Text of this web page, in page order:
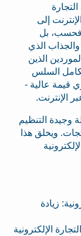
إلى
فحسب، بل
الذي
الذين
السلس
قيمة عالية -
الإنترنت.
التنظيم
ويخلق هذا
زيادة
الإلكترونية